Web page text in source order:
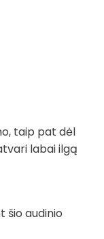
taip pat dėl
labai ilgą
šio audinio